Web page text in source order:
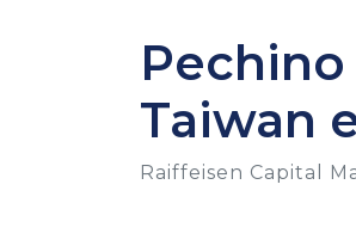
Taiwan
Raiffeisen Capital